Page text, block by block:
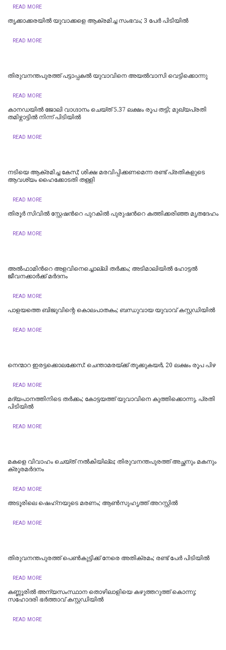
READ MORE
തൃക്കാക്കരയിൽ യുവാക്കളെ ആക്രമിച്ച സംഭവം; 3 പേർ പിടിയിൽ
READ MORE
തിരുവനന്തപുരത്ത് പട്ടാപ്പകൽ യുവാവിനെ അയൽവാസി വെട്ടിക്കൊന്നു
READ MORE
കാനഡയിൽ ജോലി വാഗ്ദാനം ചെയ്ത് 5.37 ലക്ഷം രൂപ തട്ടി; മുഖ്യപ്രതി
തമിഴ്നാട്ടിൽ നിന്ന് പിടിയിൽ
READ MORE
നടിയെ ആക്രമിച്ച കേസ്; ശിക്ഷ മരവിപ്പിക്കണമെന്ന രണ്ട് പ്രതികളുടെ
ആവശ്യം ഹൈക്കോടതി തള്ളി
READ MORE
തിരൂർ സിവിൽ സ്റ്റേഷന്‍റെ പുറകിൽ പുരുഷന്‍റെ കത്തിക്കരിഞ്ഞ മൃതദേഹം
READ MORE
അൽഫാമിന്‍റെ അളവിനെച്ചൊല്ലി തർക്കം; അടിമാലിയിൽ ഹോട്ടല്‍
ജീവനക്കാര്‍ക്ക് മര്‍ദനം
READ MORE
പാളയത്തെ ബിജുവിന്റെ കൊലപാതകം; ബന്ധുവായ യുവാവ് കസ്റ്റഡിയില്‍
READ MORE
നെന്മാറ ഇരട്ടക്കൊലക്കേസ്: ചെന്താമരയ്ക്ക് തൂക്കുകയർ, 20 ലക്ഷം രൂപ പിഴ
READ MORE
മദ്യപാനത്തിനിടെ തര്‍ക്കം; കോട്ടയത്ത് യുവാവിനെ കുത്തിക്കൊന്നു, പ്രതി
പിടിയില്‍
READ MORE
മകളെ വിവാഹം ചെയ്ത് നൽകിയില്ല; തിരുവനന്തപുരത്ത് അച്ഛനും മകനും
ക്രൂരമര്‍ദനം
READ MORE
അടൂരിലെ ഷെഹ്‌നയുടെ മരണം; ആണ്‍സുഹൃത്ത് അറസ്റ്റില്‍
READ MORE
തിരുവനന്തപുരത്ത് പെൺകുട്ടിക്ക് നേരെ അതിക്രമം; രണ്ട് പേർ പിടിയിൽ
READ MORE
കണ്ണൂരിൽ അന്യസംസ്ഥാന തൊഴിലാളിയെ കഴുത്തറുത്ത് കൊന്നു;
സഹോദരി ഭർത്താവ് കസ്റ്റഡിയിൽ
READ MORE